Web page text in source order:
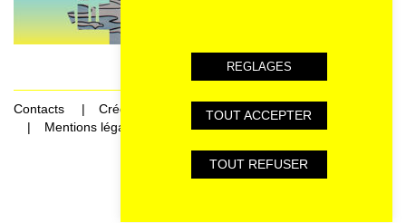
Contacts
Crédits
Mentions légales et données personnelles
REGLAGES
TOUT ACCEPTER
TOUT REFUSER